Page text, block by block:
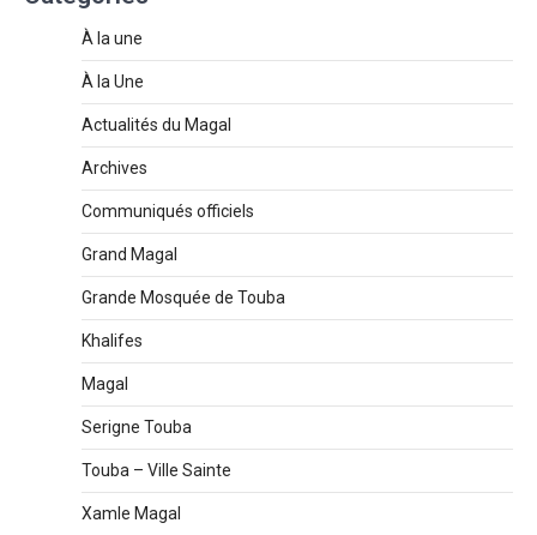
À la une
À la Une
Actualités du Magal
Archives
Communiqués officiels
Grand Magal
Grande Mosquée de Touba
Khalifes
Magal
Serigne Touba
Touba – Ville Sainte
Xamle Magal